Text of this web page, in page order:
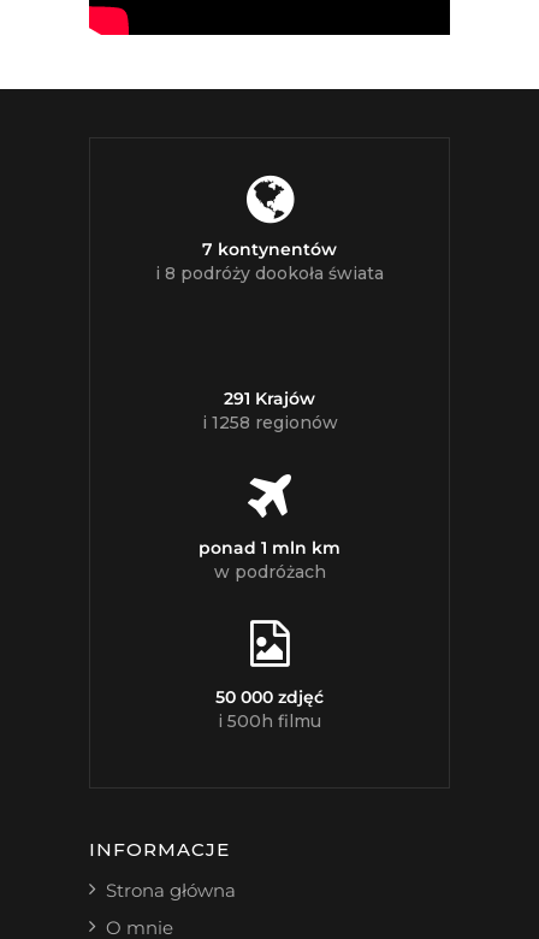
7 kontynentów
i 8 podróży dookoła świata
291 Krajów
i 1258 regionów
ponad 1 mln km
w podróżach
50 000 zdjęć
i 500h filmu
INFORMACJE
Strona główna
O mnie